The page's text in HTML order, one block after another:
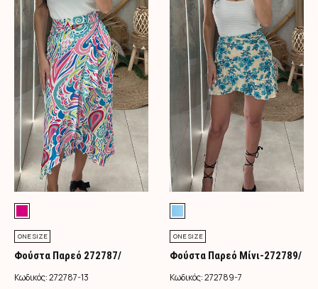
ONE SIZE
Φούστα Παρεό 272787/
Φούξια
Κωδικός:272787-13
ONE SIZE
Φούστα Παρεό Μίνι-272789/
Τιρκουάζ
Κωδικός:272789-7